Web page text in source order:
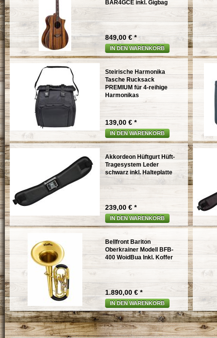
BAR4GCE inkl. Gigbag
849,00 € *
IN DEN WARENKORB
Steirische Harmonika
Tasche Rucksack
PREMIUM für 4-reihige
Harmonikas
139,00 € *
IN DEN WARENKORB
Akkordeon Hüftgurt Hüft-
Tragesystem Leder
schwarz inkl. Halteplatte
239,00 € *
IN DEN WARENKORB
Bellfront Bariton
Oberkrainer Modell BFB-
400 WoidBua Inkl. Koffer
1.890,00 € *
IN DEN WARENKORB